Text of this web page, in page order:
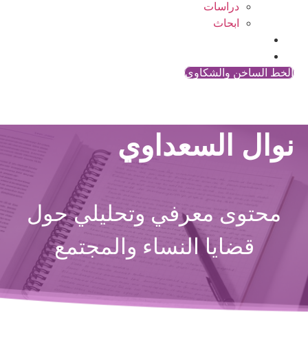
دراسات
ابحاث
الخط الساخن والشكاوي
نوال السعداوي
محتوى معرفي وتحليلي حول
قضايا النساء والمجتمع